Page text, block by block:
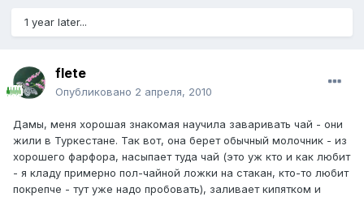
1 year later...
flete
Опубликовано 2 апреля, 2010
Дамы, меня хорошая знакомая научила заваривать чай - они
жили в Туркестане. Так вот, она берет обычный молочник - из
хорошего фарфора, насыпает туда чай (это уж кто и как любит
- я кладу примерно пол-чайной ложки на стакан, кто-то любит
покрепче - тут уже надо пробовать), заливает кипятком и